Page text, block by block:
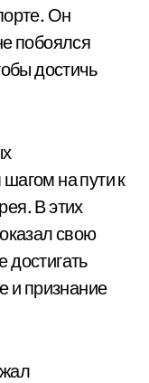
Он
побоялся
достичь
на пути к
В этих
свою
достигать
и признание